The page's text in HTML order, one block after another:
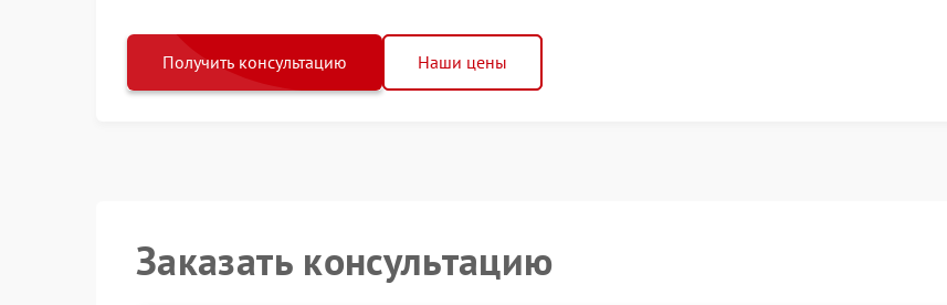
Получить консультацию Наши цены
Заказать консультацию